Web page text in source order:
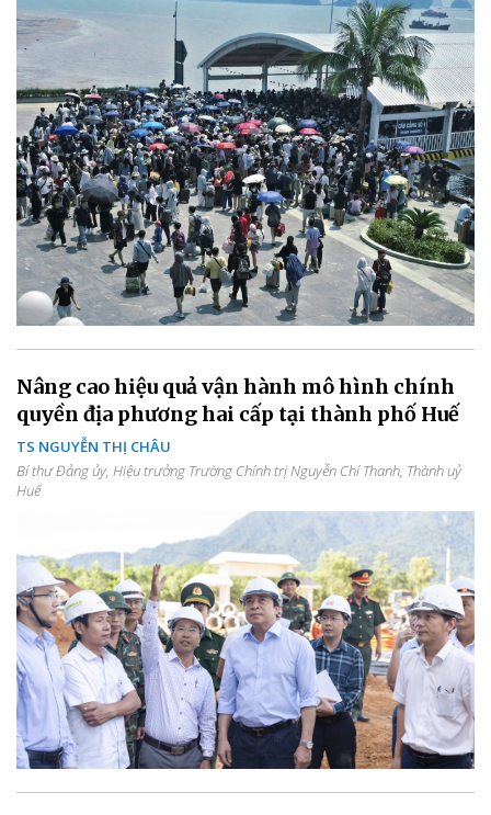
Nâng cao hiệu quả vận hành mô hình chính
quyền địa phương hai cấp tại thành phố Huế
TS NGUYỄN THỊ CHÂU
Bí thư Đảng ủy, Hiệu trưởng Trường Chính trị Nguyễn Chí Thanh, Thành uỷ
Huế